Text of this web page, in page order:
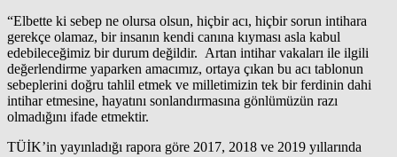
“Elbette ki sebep ne olursa olsun, hiçbir acı, hiçbir sorun intihara
gerekçe olamaz, bir insanın kendi canına kıyması asla kabul
edebileceğimiz bir durum değildir. Artan intihar vakaları ile ilgili
değerlendirme yaparken amacımız, ortaya çıkan bu acı tablonun
sebeplerini doğru tahlil etmek ve milletimizin tek bir ferdinin dahi
intihar etmesine, hayatını sonlandırmasına gönlümüzün razı
olmadığını ifade etmektir.
TÜİK’in yayınladığı rapora göre 2017, 2018 ve 2019 yıllarında